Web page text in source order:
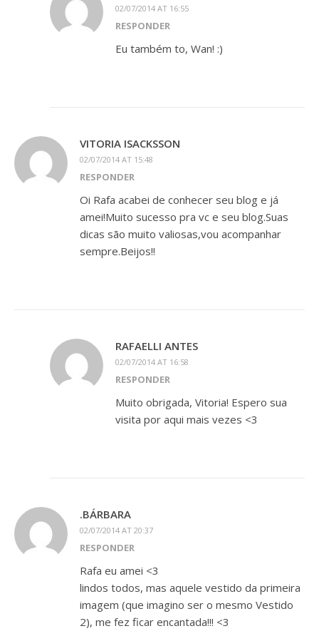
02/07/2014 AT 16:55
RESPONDER
Eu também to, Wan! :)
VITORIA ISACKSSON
02/07/2014 AT 15:48
RESPONDER
Oi Rafa acabei de conhecer seu blog e já
amei!Muito sucesso pra vc e seu blog.Suas
dicas são muito valiosas,vou acompanhar
sempre.Beijos!!
RAFAELLI ANTES
02/07/2014 AT 16:58
RESPONDER
Muito obrigada, Vitoria! Espero sua
visita por aqui mais vezes <3
.BÁRBARA
02/07/2014 AT 20:37
RESPONDER
Rafa eu amei <3
lindos todos, mas aquele vestido da primeira
imagem (que imagino ser o mesmo Vestido
2), me fez ficar encantada!!! <3